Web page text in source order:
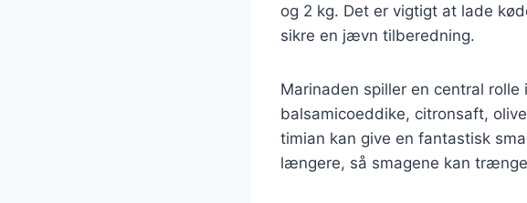
og 2 kg. Det er vigtigt at lade
sikre en jævn tilberedning.
Marinaden spiller en central
balsamicoeddike, citronsaft,
timian kan give en fantastisk
længere, så smagene kan